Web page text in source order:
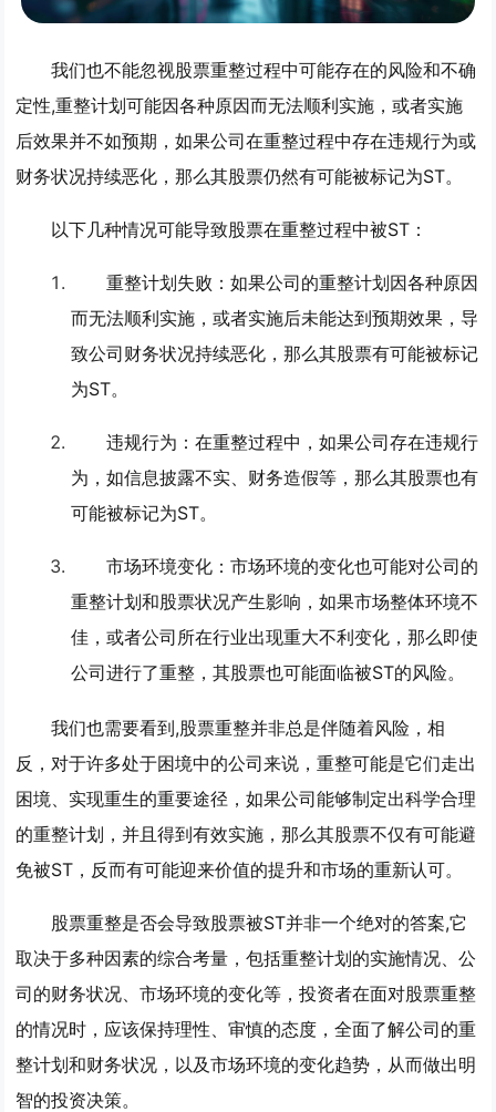
我们也不能忽视股票重整过程中可能存在的风险和不确
定性,重整计划可能因各种原因而无法顺利实施，或者实施
后效果并不如预期，如果公司在重整过程中存在违规行为或
财务状况持续恶化，那么其股票仍然有可能被标记为ST。
以下几种情况可能导致股票在重整过程中被ST：
重整计划失败 ：如果公司的重整计划因各种原因
而无法顺利实施，或者实施后未能达到预期效果，导
致公司财务状况持续恶化，那么其股票有可能被标记
为ST。
违规行为 ：在重整过程中，如果公司存在违规行
为，如信息披露不实、财务造假等，那么其股票也有
可能被标记为ST。
市场环境变化 ：市场环境的变化也可能对公司的
重整计划和股票状况产生影响，如果市场整体环境不
佳，或者公司所在行业出现重大不利变化，那么即使
公司进行了重整，其股票也可能面临被ST的风险。
我们也需要看到,股票重整并非总是伴随着风险，相
反，对于许多处于困境中的公司来说，重整可能是它们走出
困境、实现重生的重要途径，如果公司能够制定出科学合理
的重整计划，并且得到有效实施，那么其股票不仅有可能避
免被ST，反而有可能迎来价值的提升和市场的重新认可。
股票重整是否会导致股票被ST并非一个绝对的答案,它
取决于多种因素的综合考量，包括重整计划的实施情况、公
司的财务状况、市场环境的变化等，投资者在面对股票重整
的情况时，应该保持理性、审慎的态度，全面了解公司的重
整计划和财务状况，以及市场环境的变化趋势，从而做出明
智的投资决策。